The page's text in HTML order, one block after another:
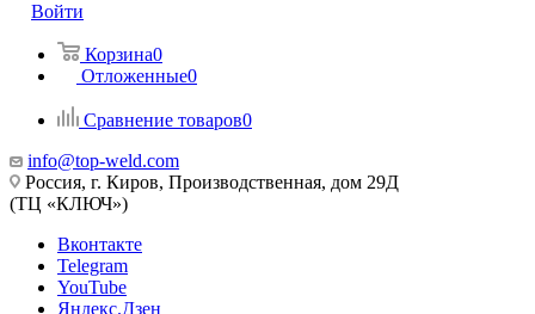
Войти
Корзина0
Отложенные0
Сравнение товаров0
info@top-weld.com
Россия, г. Киров, Производственная, дом 29Д
(ТЦ «КЛЮЧ»)
Вконтакте
Telegram
YouTube
Яндекс.Дзен